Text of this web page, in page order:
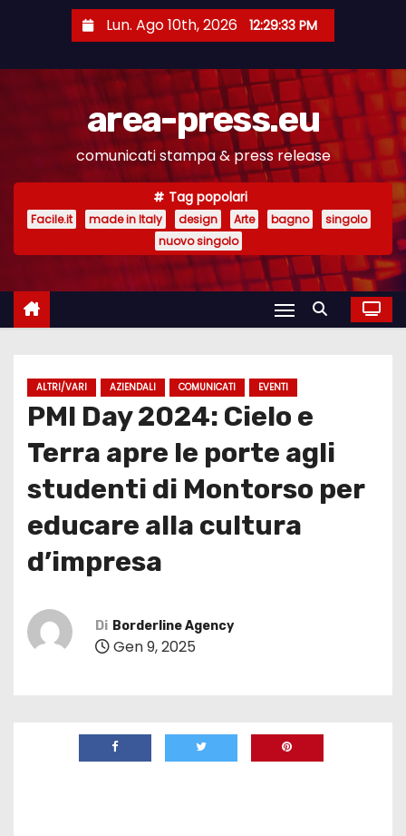
e
Lun. Ago 10th, 2026 12:29:34 PM
area-press.eu
comunicati stampa & press release
Tag popolari
Facile.it made in Italy design Arte bagno
singolo
nuovo singolo
ALTRI/VARI AZIENDALI COMUNICATI EVENTI
PMI Day 2024: Cielo e
Terra apre le porte agli
studenti di Montorso per
educare alla cultura
d’impresa
Di Borderline Agency
Gen 9, 2025